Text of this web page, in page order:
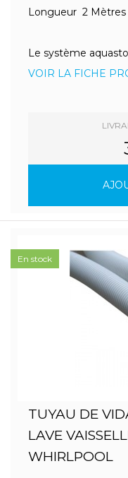
Longueur 2 Mètres
Le système
VOIR LA FICHE
TUYAU DE
LAVE
WHIRLPOOL
En stock